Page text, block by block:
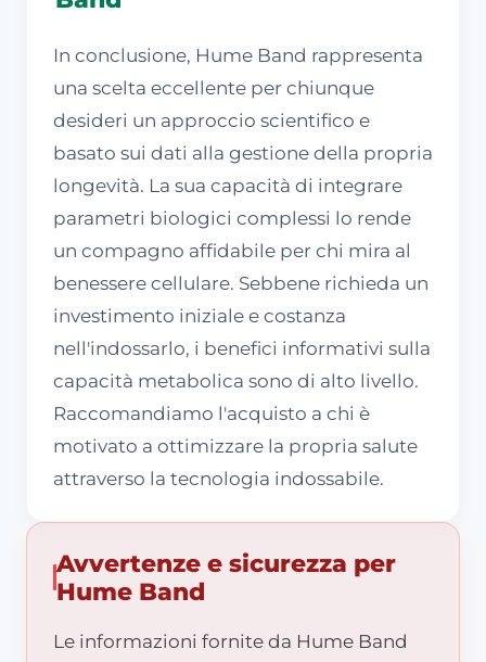
In conclusione, Hume Band rappresenta
una scelta eccellente per chiunque
desideri un approccio scientifico e
basato sui dati alla gestione della propria
longevità. La sua capacità di integrare
parametri biologici complessi lo rende
un compagno affidabile per chi mira al
benessere cellulare. Sebbene richieda un
investimento iniziale e costanza
nell'indossarlo, i benefici informativi sulla
capacità metabolica sono di alto livello.
Raccomandiamo l'acquisto a chi è
motivato a ottimizzare la propria salute
attraverso la tecnologia indossabile.
Avvertenze e sicurezza per
Hume Band
Le informazioni fornite da Hume Band